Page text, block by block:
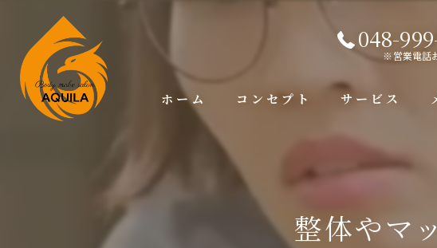
048-
※営業電話
ホーム コンセプト サービス
整体やマ